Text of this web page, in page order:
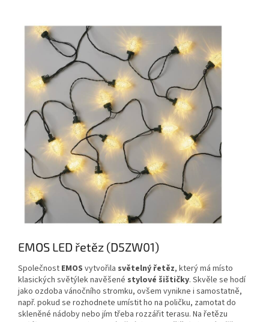
EMOS LED řetěz (D5ZW01)
Společnost EMOS vytvořila světelný řetěz, který má místo
klasických světýlek navěšené stylové šištičky. Skvěle se hodí
jako ozdoba vánočního stromku, ovšem vynikne i samostatně,
např. pokud se rozhodnete umístit ho na poličku, zamotat do
skleněné nádoby nebo jím třeba rozzářit terasu. Na řetězu